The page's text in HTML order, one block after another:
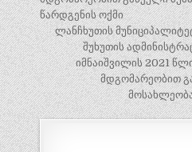
წარდგენის ოქმი
ლანჩხუთის
შუხუთის
იმნაიშვილის 2021
მდგომარეობით